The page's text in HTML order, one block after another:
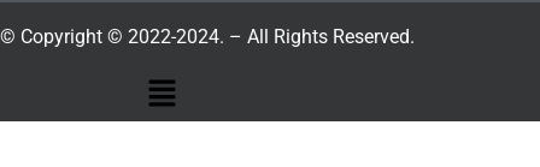
© Copyright © 2022-2024. – All Rights Reserved.